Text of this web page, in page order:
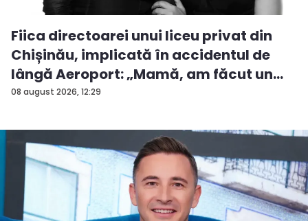
08 august 2026, 12:29
Fiica directoarei unui liceu privat din
Chișinău, implicată în accidentul de
lângă Aeroport: „Mamă, am făcut un
ac...